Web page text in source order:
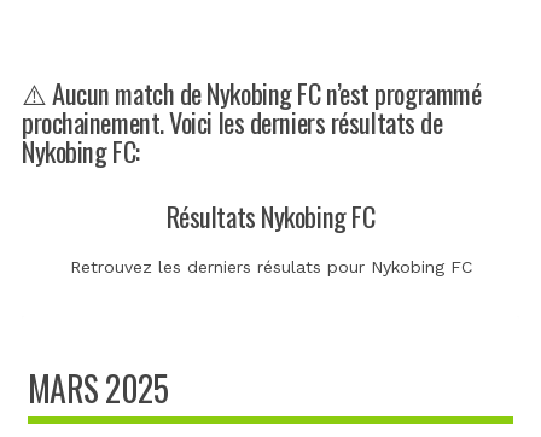
⚠️ Aucun match de Nykobing FC n’est programmé
prochainement. Voici les derniers résultats de
Nykobing FC:
Résultats Nykobing FC
Retrouvez les derniers résulats pour Nykobing FC
MARS 2025